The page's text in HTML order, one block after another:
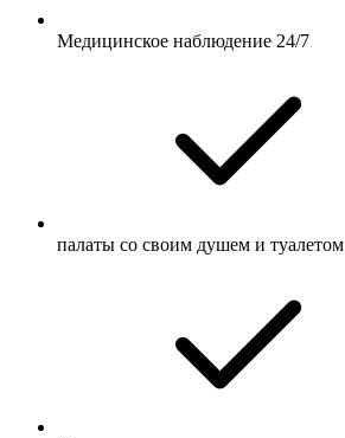
Медицинское наблюдение 24/7
палаты со своим душем и туалетом